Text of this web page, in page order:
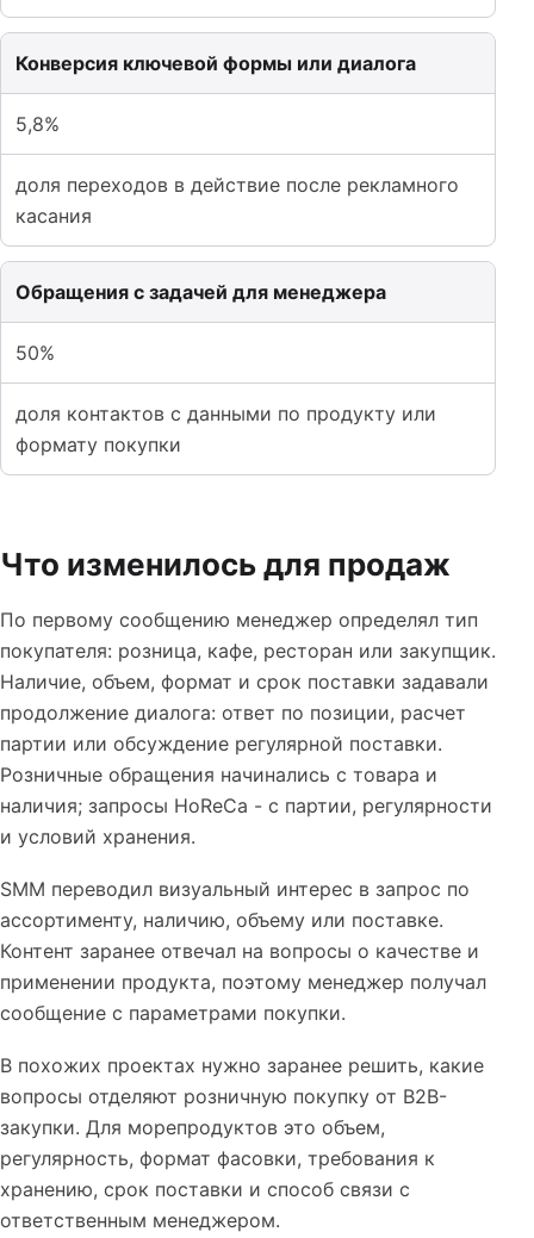
Конверсия ключевой формы или диалога
5,8%
доля переходов в действие после рекламного
касания
Обращения с задачей для менеджера
50%
доля контактов с данными по продукту или
формату покупки
Что изменилось для продаж
По первому сообщению менеджер определял тип
покупателя: розница, кафе, ресторан или закупщик.
Наличие, объем, формат и срок поставки задавали
продолжение диалога: ответ по позиции, расчет
партии или обсуждение регулярной поставки.
Розничные обращения начинались с товара и
наличия; запросы HoReCa - с партии, регулярности
и условий хранения.
SMM переводил визуальный интерес в запрос по
ассортименту, наличию, объему или поставке.
Контент заранее отвечал на вопросы о качестве и
применении продукта, поэтому менеджер получал
сообщение с параметрами покупки.
В похожих проектах нужно заранее решить, какие
вопросы отделяют розничную покупку от B2B-
закупки. Для морепродуктов это объем,
регулярность, формат фасовки, требования к
хранению, срок поставки и способ связи с
ответственным менеджером.